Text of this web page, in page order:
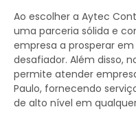
Ao escolher a Aytec
uma parceria sólida e
empresa a prosperar
desafiador. Além disso,
permite atender
Paulo, fornecendo
de alto nível em